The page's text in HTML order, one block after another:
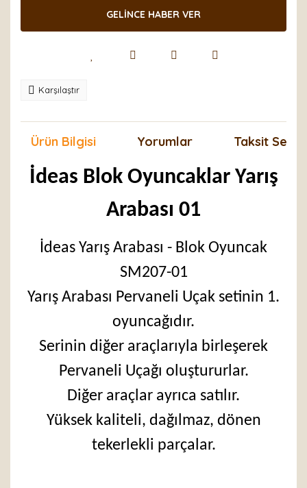
GELİNCE HABER VER
Karşılaştır
Ürün Bilgisi Yorumlar Taksit
İdeas Blok Oyuncaklar Yarış
Arabası 01
İdeas Yarış Arabası - Blok Oyuncak
SM207-01
Yarış Arabası Pervaneli Uçak setinin 1.
oyuncağıdır.
Serinin diğer araçlarıyla birleşerek
Pervaneli Uçağı oluştururlar.
Diğer araçlar ayrıca satılır.
Yüksek kaliteli, dağılmaz, dönen
tekerlekli parçalar.